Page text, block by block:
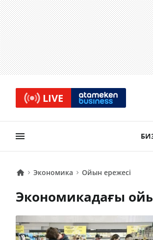
LIVE
Экономика Ойын ережесі
Экономикадағы